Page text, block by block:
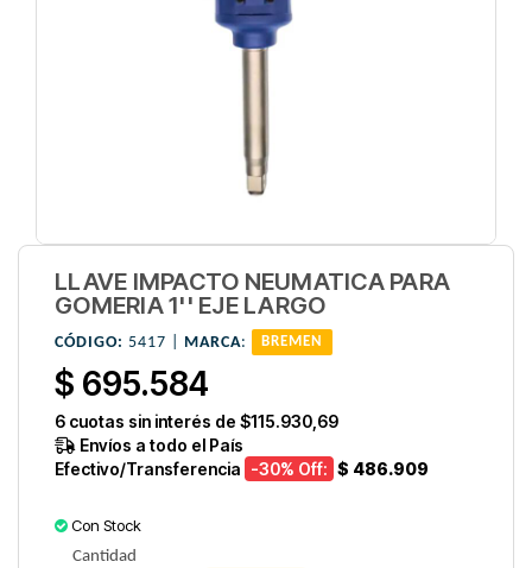
LLAVE IMPACTO NEUMATICA PARA
GOMERIA 1'' EJE LARGO
CÓDIGO: 5417 | MARCA: BREMEN
$ 695.584
6 cuotas sin interés de $115.930,69
Envíos a todo el País
Efectivo/Transferencia -30% Off: $ 486.909
Con Stock
Cantidad